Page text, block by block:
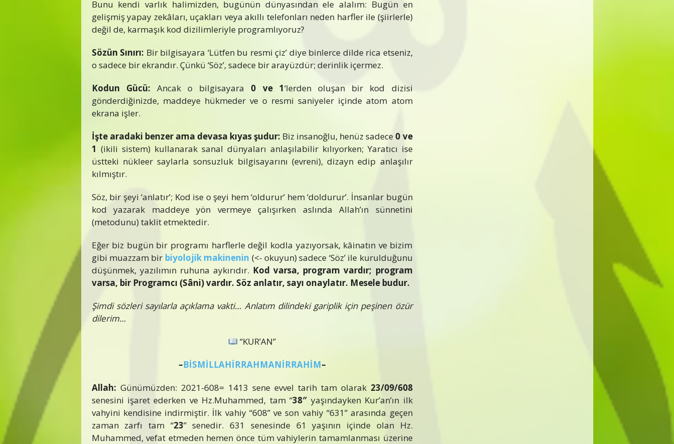
Bunu kendi varlık halimizden, bugünün dünyasından ele alalım: Bugün en
gelişmiş yapay zekâları, uçakları veya akıllı telefonları neden harfler ile (şiirlerle)
değil de, karmaşık kod dizilimleriyle programlıyoruz?
Sözün Sınırı: Bir bilgisayara ‘Lütfen bu resmi çiz’ diye binlerce dilde rica etseniz,
o sadece bir ekrandır. Çünkü ‘Söz’, sadece bir arayüzdür; derinlik içermez.
Kodun Gücü: Ancak o bilgisayara 0 ve 1‘lerden oluşan bir kod dizisi
gönderdiğinizde, maddeye hükmeder ve o resmi saniyeler içinde atom atom
ekrana işler.
İşte aradaki benzer ama devasa kıyas şudur: Biz insanoğlu, henüz sadece 0 ve
1 (ikili sistem) kullanarak sanal dünyaları anlaşılabilir kılıyorken; Yaratıcı ise
üstteki nükleer saylarla sonsuzluk bilgisayarını (evreni), dizayn edip anlaşılır
kılmıştır.
Söz, bir şeyi ‘anlatır’; Kod ise o şeyi hem ‘oldurur’ hem ‘doldurur’. İnsanlar bugün
kod yazarak maddeye yön vermeye çalışırken aslında Allah’ın sünnetini
(metodunu) taklit etmektedir.
Eğer biz bugün bir programı harflerle değil kodla yazıyorsak, kâinatın ve bizim
gibi muazzam bir biyolojik makinenin (<- okuyun) sadece ‘Söz’ ile kurulduğunu
düşünmek, yazılımın ruhuna aykırıdır. Kod varsa, program vardır; program
varsa, bir Programcı (Sâni) vardır. Söz anlatır, sayı onaylatır. Mesele budur.
Şimdi sözleri sayılarla açıklama vakti… Anlatım dilindeki gariplik için peşinen özür
dilerim…
“KUR’AN”
–BİSMİLLAHİRRAHMANİRRAHİM–
Allah: Günümüzden: 2021-608= 1413 sene evvel tarih tam olarak 23/09/608
senesini işaret ederken ve Hz.Muhammed, tam “38″ yaşındayken Kur’an’ın ilk
vahyini kendisine indirmiştir. İlk vahiy “608” ve son vahiy “631” arasında geçen
zaman zarfı tam “23” senedir. 631 senesinde 61 yaşının içinde olan Hz.
Muhammed, vefat etmeden hemen önce tüm vahiylerin tamamlanması üzerine